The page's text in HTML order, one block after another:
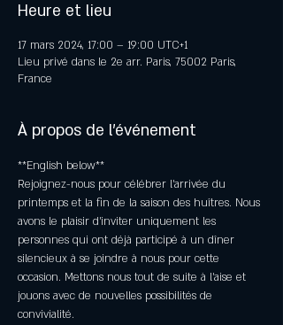
Heure et lieu
17 mars 2024, 17:00 – 19:00 UTC+1
Lieu privé dans le 2e arr. Paris, 75002 Paris,
France
À propos de l'événement
**English below**
Rejoignez-nous pour célébrer l'arrivée du
printemps et la fin de la saison des huîtres. Nous
avons le plaisir d'inviter uniquement les
personnes qui ont déjà participé à un dîner
silencieux à se joindre à nous pour cette
occasion. Mettons nous tout de suite à l'aise et
jouons avec de nouvelles possibilités de
convivialité.